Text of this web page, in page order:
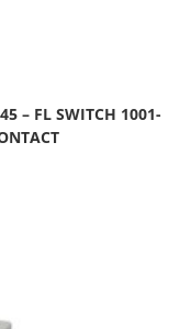
– FL SWITCH 1001-